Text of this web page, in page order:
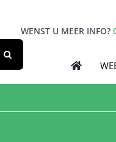
WENST U MEER INFO?